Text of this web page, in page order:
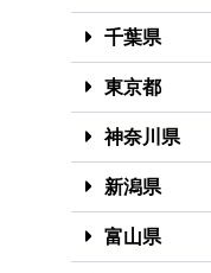
千葉県
東京都
神奈川県
新潟県
富山県